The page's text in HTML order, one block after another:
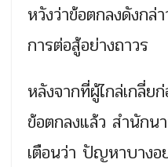
หวังว่าข้อตกลงดังกล่
การต่อสู้อย่างถาวร
หลังจากที่ผู้ไกล่เกลี่
ข้อตกลงแล้ว สำนักน
เตือนว่า ปัญหาบางอ